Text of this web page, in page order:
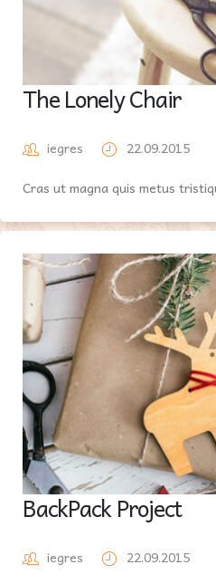
The Lonely Chair
iegres 22.09.2015
Cras ut magna quis metus
BackPack Project
iegres 22.09.2015